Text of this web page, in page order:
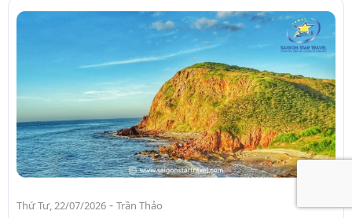
Thứ Tư, 22/07/2026 - Trần Thảo